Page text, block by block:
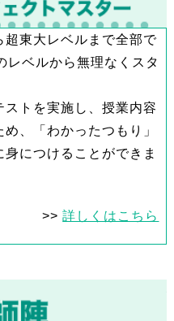
東大レベルまで全部で
レベルから無理なくスタ
トを実施し、授業内容
、「わかったつもり」
につけることができま
>>詳しくはこちら